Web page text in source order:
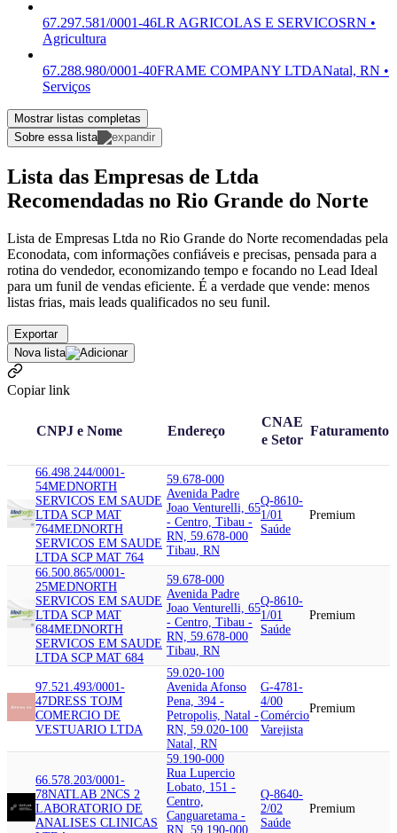
67.297.581/0001-46LR AGRICOLAS E SERVICOSRN •
Agricultura
67.288.980/0001-40FRAME COMPANY LTDANatal, RN •
Serviços
Mostrar listas completas
Sobre essa lista
Lista das Empresas de Ltda
Recomendadas no Rio Grande do Norte
Lista de Empresas Ltda no Rio Grande do Norte recomendadas pela
Econodata, com informações confiáveis e precisas, pensada para a
rotina do vendedor, economizando tempo e focando no Lead Ideal
para um funil de vendas eficiente. É a verdade que vende: menos
listas frias, mais leads qualificados no seu funil.
Exportar
Nova lista
Copiar link
CNPJ e Nome Endereço
CNAE
e Setor
Faturamento
66.498.244/0001-
54MEDNORTH
SERVICOS EM SAUDE
LTDA SCP MAT
764MEDNORTH
SERVICOS EM SAUDE
LTDA SCP MAT 764
59.678-000
Avenida Padre
Joao Venturelli, 65
- Centro, Tibau -
RN, 59.678-000
Tibau, RN
Q-8610-
1/01
Saúde
Premium
66.500.865/0001-
25MEDNORTH
SERVICOS EM SAUDE
LTDA SCP MAT
684MEDNORTH
SERVICOS EM SAUDE
LTDA SCP MAT 684
59.678-000
Avenida Padre
Joao Venturelli, 65
- Centro, Tibau -
RN, 59.678-000
Tibau, RN
Q-8610-
1/01
Saúde
Premium
97.521.493/0001-
47DRESS TOJM
COMERCIO DE
VESTUARIO LTDA
59.020-100
Avenida Afonso
Pena, 394 -
Petropolis, Natal -
RN, 59.020-100
Natal, RN
G-4781-
4/00
Comércio
Varejista
Premium
66.578.203/0001-
78NATLAB 2NCS 2
LABORATORIO DE
ANALISES CLINICAS
59.190-000
Rua Lupercio
Lobato, 151 -
Centro,
Canguaretama -
RN, 59.190-000
Q-8640-
2/02
Saúde
Premium